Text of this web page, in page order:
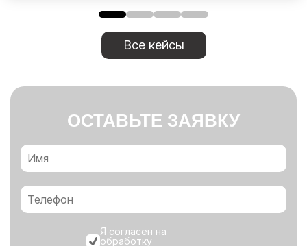
Все кейсы
ОСТАВЬТЕ ЗАЯВКУ
Я согласен на
обработку